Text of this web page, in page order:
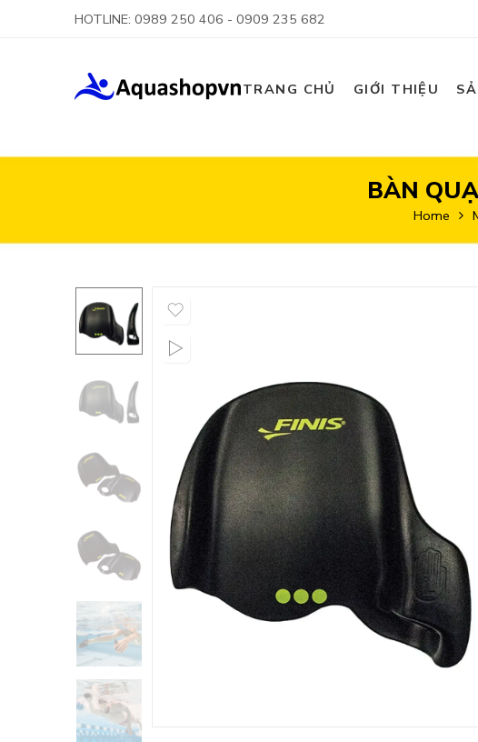
HOTLINE: 0989 250 406 - 0909 235 682
TRANG CHỦ GIỚI THIỆU
BÀN
Home